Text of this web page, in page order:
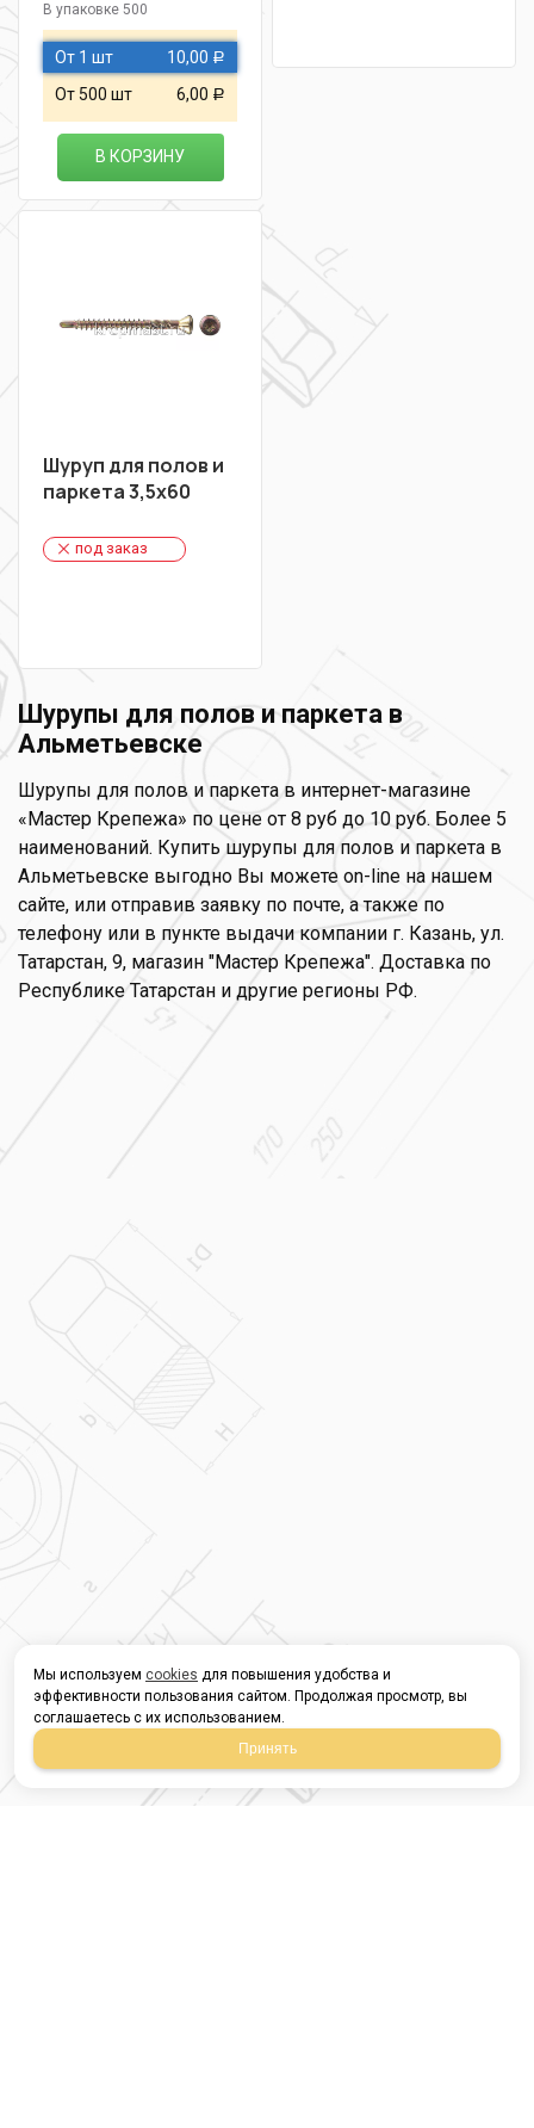
В упаковке 500
От 1 шт 10,00 Р
От 500 шт 6,00 Р
В КОРЗИНУ
Шуруп для полов и
паркета 3,5х60
под заказ
Шурупы для полов и паркета в
Альметьевске
Шурупы для полов и паркета в интернет-магазине
«Мастер Крепежа» по цене от 8 руб до 10 руб. Более 5
наименований. Купить шурупы для полов и паркета в
Альметьевске выгодно Вы можете on-line на нашем
сайте, или отправив заявку по почте, а также по
телефону или в пункте выдачи компании г. Казань, ул.
Татарстан, 9, магазин "Мастер Крепежа". Доставка по
Республике Татарстан и другие регионы РФ.
Мы используем cookies для повышения удобства и
эффективности пользования сайтом. Продолжая просмотр, вы
соглашаетесь с их использованием.
Принять